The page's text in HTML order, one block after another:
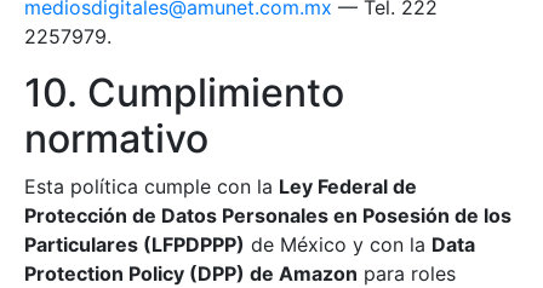
mediosdigitales@amunet.com.mx — Tel. 222
2257979.
10. Cumplimiento
normativo
Esta política cumple con la Ley Federal de
Protección de Datos Personales en Posesión de los
Particulares (LFPDPPP) de México y con la Data
Protection Policy (DPP) de Amazon para roles